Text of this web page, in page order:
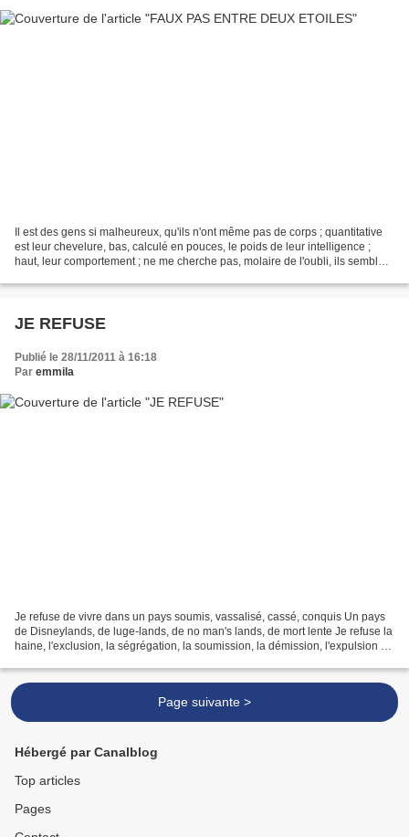
Il est des gens si malheureux, qu'ils n'ont même pas de corps ; quantitative
est leur chevelure, bas, calculé en pouces, le poids de leur intelligence ;
haut, leur comportement ; ne me cherche pas, molaire de l'oubli, ils semblent
JE REFUSE
Publié le 28/11/2011 à 16:18
Par emmila
Je refuse de vivre dans un pays soumis, vassalisé, cassé, conquis Un pays
de Disneylands, de luge-lands, de no man's lands, de mort lente Je refuse la
haine, l'exclusion, la ségrégation, la soumission, la démission, l'expulsion Je
Page suivante >
Hébergé par Canalblog
Top articles
Pages